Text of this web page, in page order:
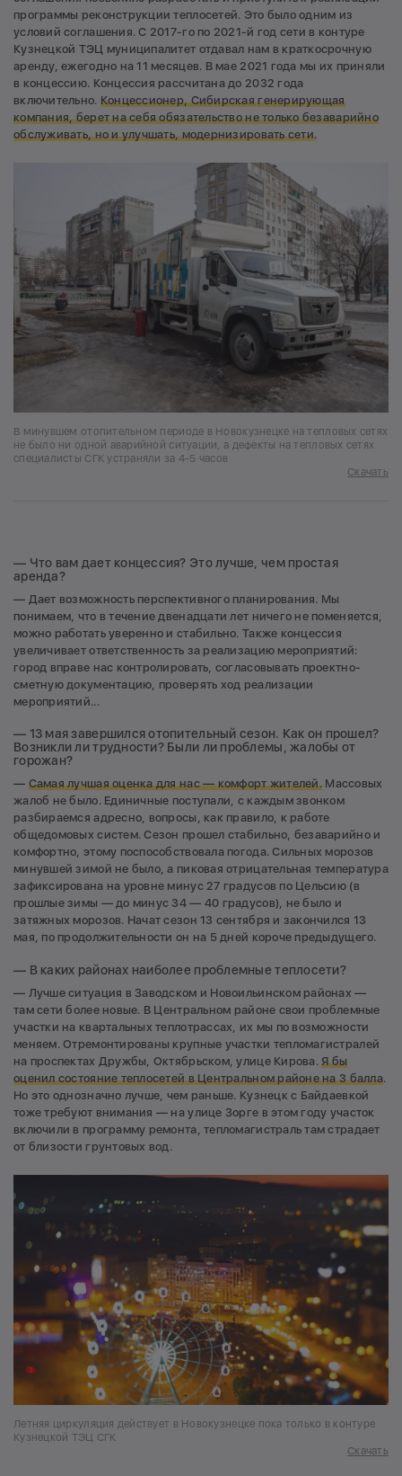
программы реконструкции теплосетей. Это было одним из
условий соглашения. С 2017-го по 2021-й год сети в контуре
Кузнецкой ТЭЦ муниципалитет отдавал нам в краткосрочную
аренду, ежегодно на 11 месяцев. В мае 2021 года мы их приняли
в концессию. Концессия рассчитана до 2032 года
включительно. Концессионер, Сибирская генерирующая
компания, берет на себя обязательство не только безаварийно
обслуживать, но и улучшать, модернизировать сети.
В минувшем отопительном периоде в Новокузнецке на тепловых сетях
не было ни одной аварийной ситуации, а дефекты на тепловых сетях
специалисты СГК устраняли за 4-5 часов
Скачать
— Что вам дает концессия? Это лучше, чем простая
аренда?
— Дает возможность перспективного планирования. Мы
понимаем, что в течение двенадцати лет ничего не поменяется,
можно работать уверенно и стабильно. Также концессия
увеличивает ответственность за реализацию мероприятий:
город вправе нас контролировать, согласовывать проектно-
сметную документацию, проверять ход реализации
мероприятий...
— 13 мая завершился отопительный сезон. Как он прошел?
Возникли ли трудности? Были ли проблемы, жалобы от
горожан?
— Самая лучшая оценка для нас — комфорт жителей.Массовых
жалоб не было. Единичные поступали, с каждым звонком
разбираемся адресно, вопросы, как правило, к работе
общедомовых систем. Сезон прошел стабильно, безаварийно и
комфортно, этому поспособствовала погода. Сильных морозов
минувшей зимой не было, а пиковая отрицательная температура
зафиксирована на уровне минус 27 градусов по Цельсию (в
прошлые зимы — до минус 34 — 40 градусов), не было и
затяжных морозов. Начат сезон 13 сентября и закончился 13
мая, по продолжительности он на 5 дней короче предыдущего.
— В каких районах наиболее проблемные теплосети?
— Лучше ситуация в Заводском и Новоильинском районах —
там сети более новые. В Центральном районе свои проблемные
участки на квартальных теплотрассах, их мы по возможности
меняем. Отремонтированы крупные участки тепломагистралей
на проспектах Дружбы, Октябрьском, улице Кирова.Я бы
оценил состояние теплосетей в Центральном районе на 3 балла.
Но это однозначно лучше, чем раньше. Кузнецк с Байдаевкой
тоже требуют внимания — на улице Зорге в этом году участок
включили в программу ремонта, тепломагистраль там страдает
от близости грунтовых вод.
Летняя циркуляция действует в Новокузнецке пока только в контуре
Кузнецкой ТЭЦ СГК
Скачать